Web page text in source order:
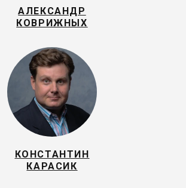
АЛЕКСАНДР
КОВРИЖНЫХ
КОНСТАНТИН
КАРАСИК